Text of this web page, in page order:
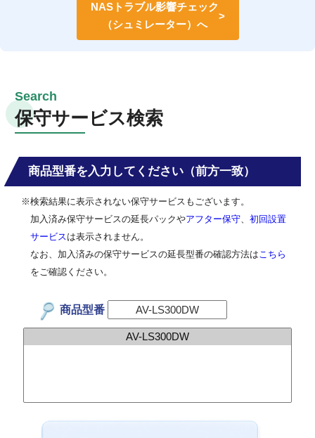
NASトラブル影響チェック
（シュミレーター）へ
保守サービス検索
商品型番を入力してください（前方一致）
※検索結果に表示されない保守サービスもございます。
加入済み保守サービスの延長パックやアフター保守
初回設置
サービス は表示されません。
なお、加入済みの保守サービスの延長型番の確認方法は こちら
をご確認ください。
商品型番